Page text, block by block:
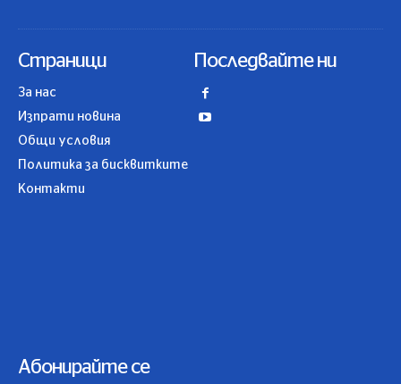
Страници
За нас
Изпрати новина
Общи условия
Политика за бисквитките
Контакти
Последвайте ни
Абонирайте се